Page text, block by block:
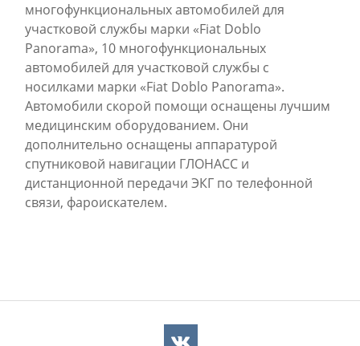
многофункциональных автомобилей для
участковой службы марки «Fiat Doblo
Panorama», 10 многофункциональных
автомобилей для участковой службы с
носилками марки «Fiat Doblo Panorama».
Автомобили скорой помощи оснащены лучшим
медицинским оборудованием. Они
дополнительно оснащены аппаратурой
спутниковой навигации ГЛОНАСС и
дистанционной передачи ЭКГ по телефонной
связи, фароискателем.